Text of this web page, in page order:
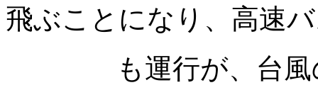
飛ぶことになり、高速
も運行が、台風の